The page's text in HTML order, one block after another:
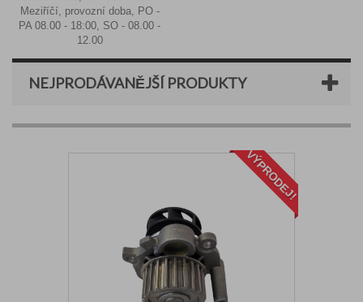
NEJPRODÁVANĚJŠÍ PRODUKTY
VÝPRODEJ!